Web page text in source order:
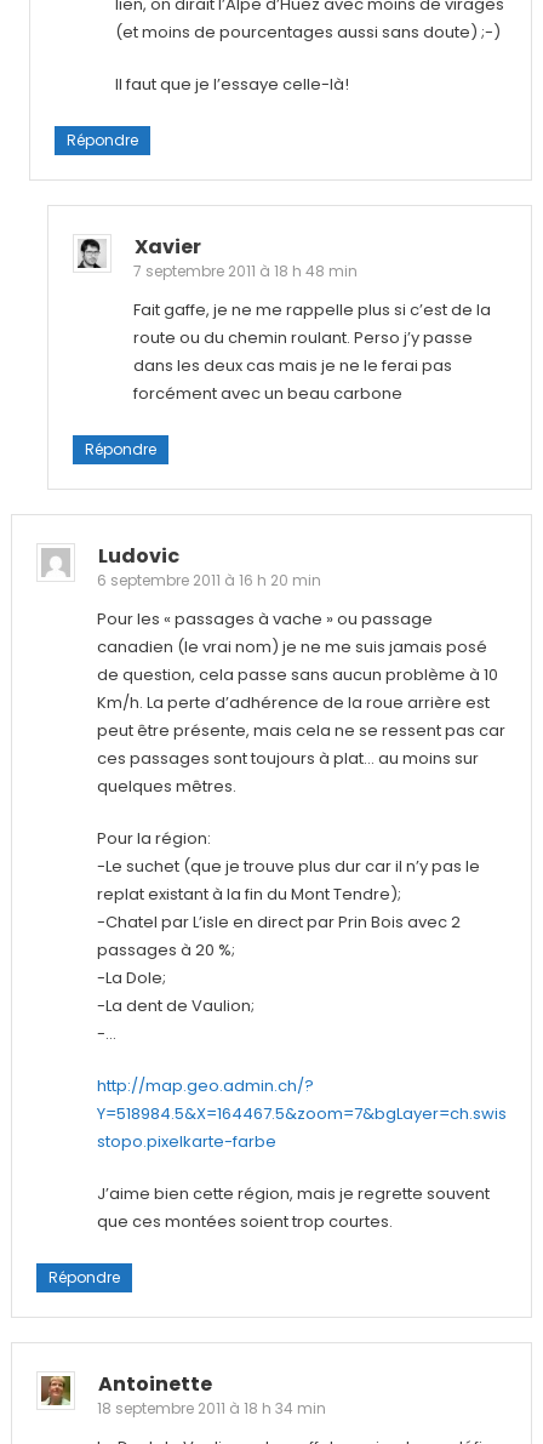
lien, on dirait l’Alpe d’Huez avec moins de virages
(et moins de pourcentages aussi sans doute) ;-)
Il faut que je l’essaye celle-là!
Répondre
Xavier
7 septembre 2011 à 18 h 48 min
Fait gaffe, je ne me rappelle plus si c’est de la
route ou du chemin roulant. Perso j’y passe
dans les deux cas mais je ne le ferai pas
forcément avec un beau carbone
Répondre
Ludovic
6 septembre 2011 à 16 h 20 min
Pour les « passages à vache » ou passage
canadien (le vrai nom) je ne me suis jamais posé
de question, cela passe sans aucun problème à 10
Km/h. La perte d’adhérence de la roue arrière est
peut être présente, mais cela ne se ressent pas car
ces passages sont toujours à plat… au moins sur
quelques mêtres.
Pour la région:
-Le suchet (que je trouve plus dur car il n’y pas le
replat existant à la fin du Mont Tendre);
-Chatel par L’isle en direct par Prin Bois avec 2
passages à 20 %;
-La Dole;
-La dent de Vaulion;
-…
http://map.geo.admin.ch/?
Y=518984.5&X=164467.5&zoom=7&bgLayer=ch.swis
stopo.pixelkarte-farbe
J’aime bien cette région, mais je regrette souvent
que ces montées soient trop courtes.
Répondre
Antoinette
18 septembre 2011 à 18 h 34 min